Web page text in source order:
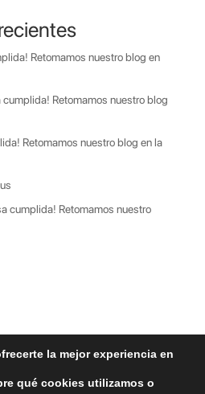
Retomamos nuestro blog en
cumplida! Retomamos nuestro blog
Retomamos nuestro blog en la
cumplida! Retomamos nuestro
la mejor experiencia en
qué cookies utilizamos o